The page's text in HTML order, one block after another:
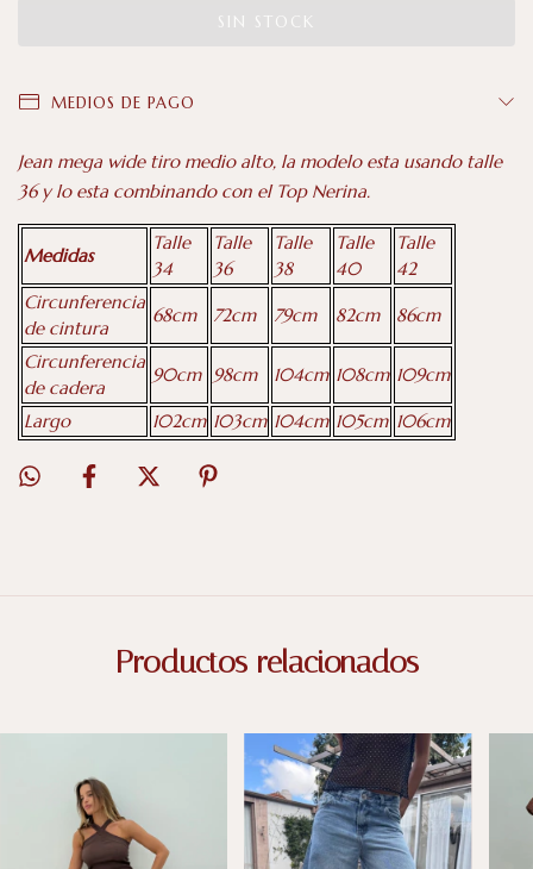
MEDIOS DE PAGO
Jean mega wide tiro medio alto, la modelo esta usando talle
36 y lo esta combinando con el Top Nerina.
Medidas
Talle
34
Talle
36
Talle
38
Talle
40
Talle
42
Circunferencia
de cintura
68cm 72cm 79cm 82cm 86cm
Circunferencia
de cadera
90cm 98cm 104cm 108cm 109cm
Largo 102cm 103cm 104cm 105cm 106cm
Productos relacionados